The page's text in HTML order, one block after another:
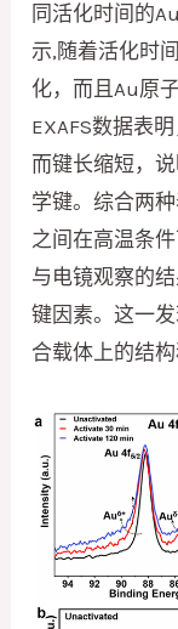
同活化时间的
示,随着活化时
化，而且Au原
EXAFS数据表
而键长缩短，
学键。综合两
之间在高温条
与电镜观察的
键因素。这一
合载体上的结